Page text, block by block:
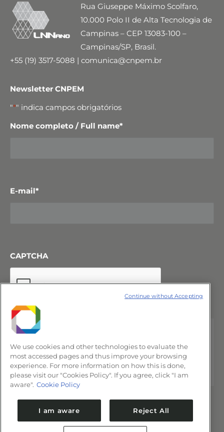
Rua Giuseppe Máximo Scolfaro,
10.000 Polo II de Alta Tecnologia de
Campinas – CEP 13083-100 –
Campinas/SP, Brasil.
+55 (19) 3517-5088 | comunica@cnpem.br
Newsletter CNPEM
"*" indica campos obrigatórios
Nome completo / Full name*
E-mail*
CAPTCHA
We use cookies and other technologies to evaluate the
most accessed pages and thus improve your browsing
experience. For more information on how this is done,
please visit our "Cookies Policy". If you agree, click "I am
aware". Cookie Policy
I am aware Reject All
Continue without Accepting